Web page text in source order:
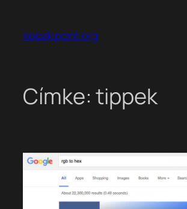
tartalomhoz
kobak pont org
Címke:tippek